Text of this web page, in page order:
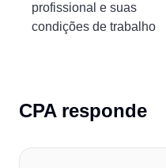
profissional e suas
condições de trabalho
CPA responde